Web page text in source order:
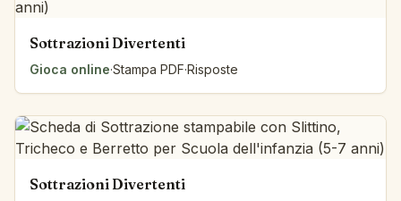
Sottrazioni Divertenti
Gioca online·Stampa PDF·Risposte
Sottrazioni Divertenti